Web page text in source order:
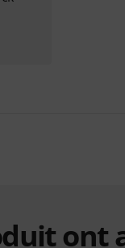
ont